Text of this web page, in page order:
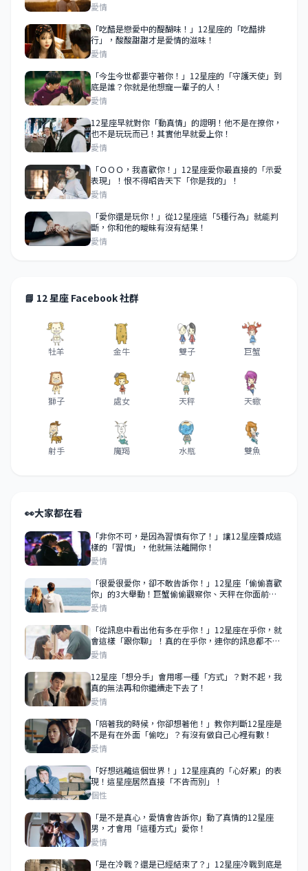
愛情
「吃醋是戀愛中的醍醐味！」12星座的「吃醋排
行」，酸酸甜甜才是愛情的滋味！
愛情
「今生今世都要守著你！」12星座的「守護天使」到
底是誰？你就是他想寵一輩子的人！
愛情
12星座早就對你「動真情」的證明！他不是在撩你，
也不是玩玩而已！其實他早就愛上你！
愛情
「ＯＯＯ，我喜歡你！」12星座愛你最直接的「示愛
表現」！恨不得昭告天下「你是我的」！
愛情
「愛你還是玩你！」從12星座這「5種行為」就能判
斷，你和他的曖昧有沒有結果！
愛情
📘 12 星座 Facebook 社群
牡羊 金牛 雙子 巨蟹
獅子 處女 天秤 天蠍
射手 魔羯 水瓶 雙魚
👀大家都在看
「非你不可，是因為習慣有你了！」讓12星座養成這
樣的「習慣」，他就無法離開你！
愛情
「很愛很愛你，卻不敢告訴你！」12星座「偷偷喜歡
你」的3大舉動！巨蟹偷偷觀察你、天秤在你面前求
表現！
愛情
「從訊息中看出他有多在乎你！」12星座在乎你，就
會這樣「跟你聊」！真的在乎你，連你的訊息都不會
敷衍！
愛情
12星座「想分手」會用哪一種「方式」？對不起，我
真的無法再和你繼續走下去了！
愛情
「陪著我的時候，你卻想著他！」教你判斷12星座是
不是有在外面「偷吃」？有沒有做自己心裡有數！
愛情
「好想逃離這個世界！」12星座真的「心好累」的表
現！這星座居然直接「不告而別」！
個性
「是不是真心，愛情會告訴你」動了真情的12星座
男，才會用「這種方式」愛你！
愛情
「是在冷戰？還是已經結束了？」12星座冷戰到底是